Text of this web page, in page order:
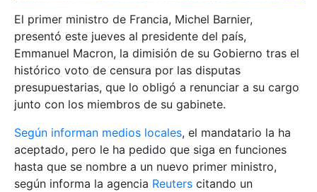
El primer ministro de Francia, Michel Barnier,
presentó este jueves al presidente del país,
Emmanuel Macron, la dimisión de su Gobierno tras el
histórico voto de censura por las disputas
presupuestarias, que lo obligó a renunciar a su cargo
junto con los miembros de su gabinete.
Según informan medios locales, el mandatario la ha
aceptado, pero le ha pedido que siga en funciones
hasta que se nombre a un nuevo primer ministro,
según informa la agencia Reuters citando un